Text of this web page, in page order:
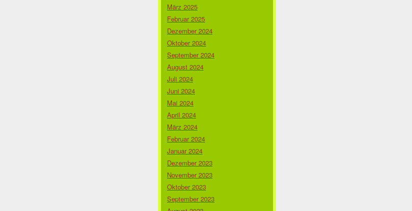
März 2025
Februar 2025
Dezember 2024
Oktober 2024
September 2024
August 2024
Juli 2024
Juni 2024
Mai 2024
April 2024
März 2024
Februar 2024
Januar 2024
Dezember 2023
November 2023
Oktober 2023
September 2023